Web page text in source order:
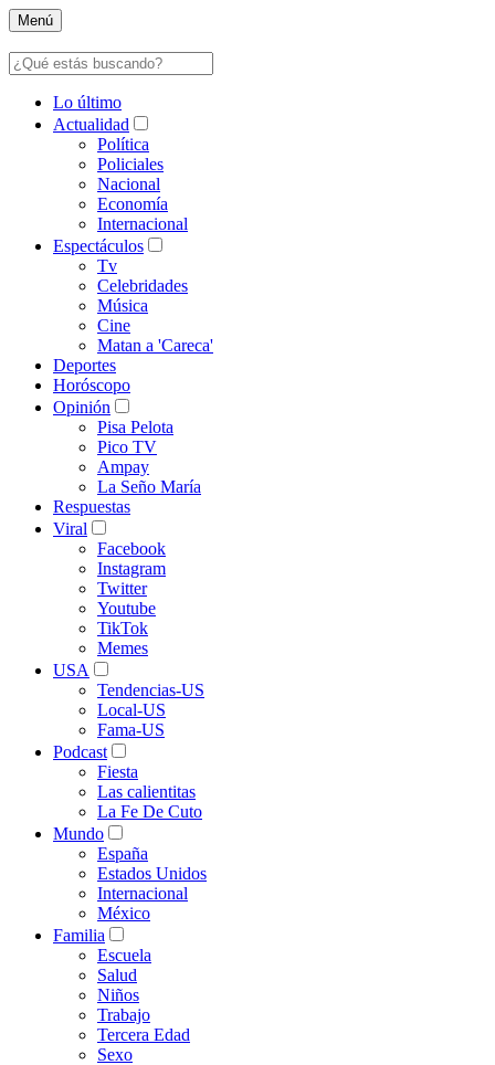
Menú
Lo último
Actualidad
Política
Policiales
Nacional
Economía
Internacional
Espectáculos
Tv
Celebridades
Música
Cine
Matan a 'Careca'
Deportes
Horóscopo
Opinión
Pisa Pelota
Pico TV
Ampay
La Seño María
Respuestas
Viral
Facebook
Instagram
Twitter
Youtube
TikTok
Memes
USA
Tendencias-US
Local-US
Fama-US
Podcast
Fiesta
Las calientitas
La Fe De Cuto
Mundo
España
Estados Unidos
Internacional
México
Familia
Escuela
Salud
Niños
Trabajo
Tercera Edad
Sexo